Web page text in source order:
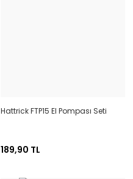
Hattrick FTP15 El Pompası Seti
189,90 TL